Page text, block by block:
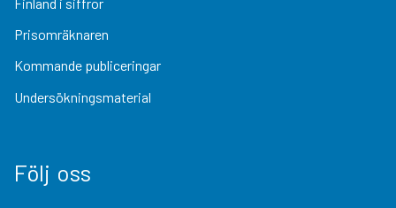
Prisomräknaren
Kommande publiceringar
Undersökningsmaterial
Följ oss